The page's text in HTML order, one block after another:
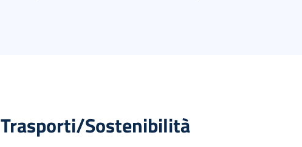
Trasporti/Sostenibilità